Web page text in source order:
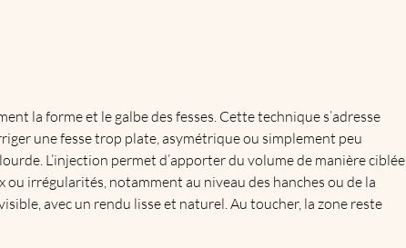
la forme et le galbe des fesses. Cette technique s’adresse
une fesse trop plate, asymétrique ou simplement peu
L’injection permet d’apporter du volume de manière ciblée,
irrégularités, notamment au niveau des hanches ou de la
avec un rendu lisse et naturel. Au toucher, la zone reste